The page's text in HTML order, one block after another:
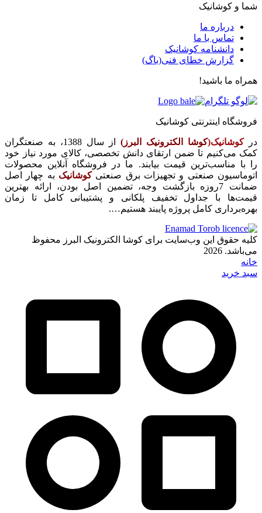
شما و کوشانیک
درباره ما
تماس با ما
دانشنامه کوشانیک
گزارش خطای فنی(باگ)
همراه ما باشید!
فروشگاه اینترنتی کوشانیک
در کوشانیک(کوشا الکترونیک البرز)
از سال 1388، به صنعتگران
کمک می‌کنیم تا ضمن ارتقای دانش تخصصی، کالای مورد نیاز خود
را با مناسب‌ترین قیمت بیابند. ما در فروشگاه آنلاین محصولات
اتوماسیون صنعتی و تجهیزات برق صنعتی کوشانیک به چهار اصل
ضمانت 7روزه بازگشت وجه، تضمین اصل بودن، ارائه بهترین
قیمت‌ها با جداول تخفیف پلکانی و پشتیبانی کامل تا زمان
بهره‌برداری کامل پروژه پایبند هستیم….
کلیه حقوق این وب‌سایت برای کوشا الکترونیک البرز محفوظ
می‌باشد. 2026
خانه
سبد خرید